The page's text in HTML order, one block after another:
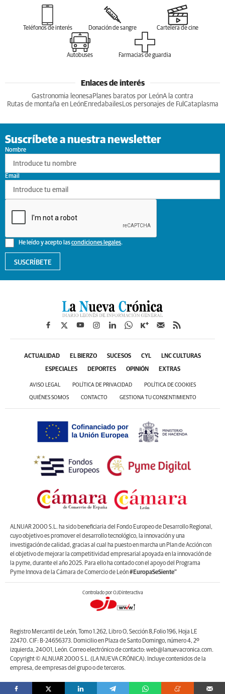
Teléfonos de interés Donación de sangre Cartelera de cine
Autobuses Farmacias de guardia
Enlaces de interés
Gastronomia leonesa Planes baratos por LeónA la contra
Rutas de montaña en LeónEnredabailesLos personajes de Ful Cataplasma
Suscríbete a nuestra newsletter
Nombre
He leído y acepto lascondiciones legales.
Email
SUSCRÍBETE
ACTUALIDAD EL BIERZO SUCESOS CYL LNC CULTURAS
ESPECIALES DEPORTES OPINIÓN EXTRAS
AVISO LEGAL POLÍTICA DE PRIVACIDAD POLÍTICA DE COOKIES
QUIÉNES SOMOS CONTACTO GESTIONA TU CONSENTIMIENTO
ALNUAR 2000 S.L. ha sido beneficiaria del Fondo Europeo de Desarrollo Regional,
cuyo objetivo es promover el desarrollo tecnológico, la innovación y una
investigación de calidad, gracias al cual ha puesto en marcha un Plan de Acción con
el objetivo de mejorar la competitividad empresarial apoyada en la innovación de
la pyme, durante el año 2025. Para ello ha contado con el apoyo del Programa
Pyme Innova de la Cámara de Comercio de León#EuropaSeSiente”
Controlado por OJDinteractiva
Registro Mercantil de León, Tomo 1.262, Libro O, Sección 8,Folio 196, Hoja LE
22470. CIF: B-24656373. Domicilio en Plaza de Santo Domingo, número 4, 2º
izquierda, 24001, León. Correo electrónico de contacto: web@lanuevacronica.com.
Copyright © ALNUAR 2000 S.L. (LA NUEVA CRÓNICA). Incluye contenidos de la
empresa, de empresas del grupo o de terceros.